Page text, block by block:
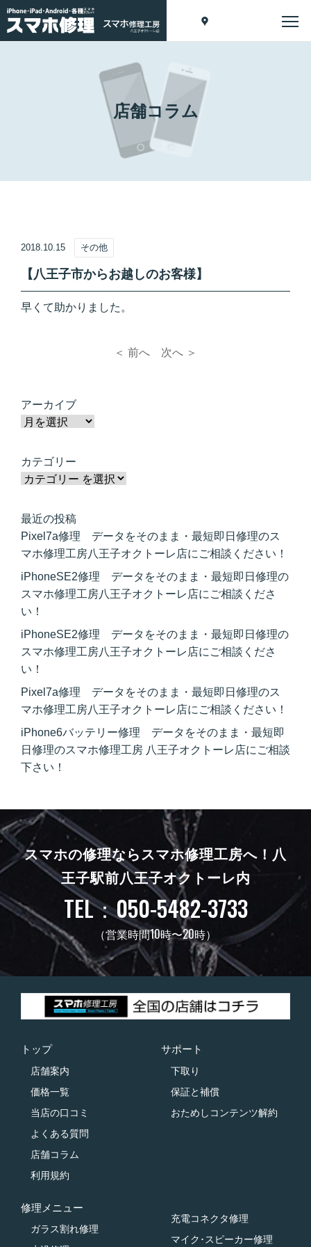
店舗コラム
2018.10.15 その他
【八王子市からお越しのお客様】
早くて助かりました。
＜ 前へ 次へ ＞
アーカイブ
カテゴリー
最近の投稿
Pixel7a修理 データをそのまま・最短即日修理のス
マホ修理工房八王子オクトーレ店にご相談ください！
iPhoneSE2修理 データをそのまま・最短即日修理の
スマホ修理工房八王子オクトーレ店にご相談くださ
い！
iPhoneSE2修理 データをそのまま・最短即日修理の
スマホ修理工房八王子オクトーレ店にご相談くださ
い！
Pixel7a修理 データをそのまま・最短即日修理のス
マホ修理工房八王子オクトーレ店にご相談ください！
iPhone6バッテリー修理 データをそのまま・最短即
日修理のスマホ修理工房 八王子オクトーレ店にご相談
下さい！
スマホの修理ならスマホ修理工房へ！ 八
王子駅前八王子オクトーレ内
TEL：050-5482-3733
（営業時間10時〜20時）
トップ
店舗案内
価格一覧
当店の口コミ
よくある質問
店舗コラム
利用規約
サポート
下取り
保証と補償
おためしコンテンツ解約
修理メニュー
ガラス割れ修理
充電コネクタ修理
マイク･スピーカー修理